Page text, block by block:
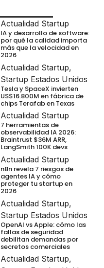
Actualidad Startup
IA y desarrollo de software:
por qué la calidad importa
más que la velocidad en
2026
Actualidad Startup,
Startup Estados Unidos
Tesla y SpaceX invierten
US$16.800M en fábrica de
chips Terafab en Texas
Actualidad Startup
7 herramientas de
observabilidad IA 2026:
Braintrust $36M ARR,
LangSmith 100K devs
Actualidad Startup
n8n revela 7 riesgos de
agentes IA y cómo
proteger tu startup en
2026
Actualidad Startup,
Startup Estados Unidos
OpenAI vs Apple: cómo las
fallas de seguridad
debilitan demandas por
secretos comerciales
Actualidad Startup,